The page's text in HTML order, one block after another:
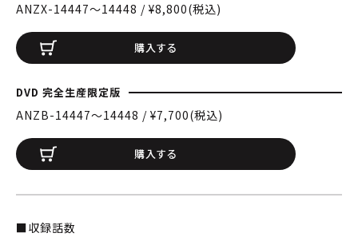
ANZX-14447〜14448 / ¥8,800(税込)
購入する
DVD 完全生産限定版
ANZB-14447〜14448 / ¥7,700(税込)
購入する
■収録話数